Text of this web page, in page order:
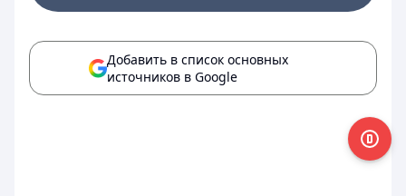
Добавить в список основных
источников в Google